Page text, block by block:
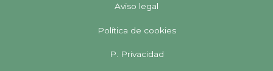
Aviso legal
Política de cookies
P. Privacidad